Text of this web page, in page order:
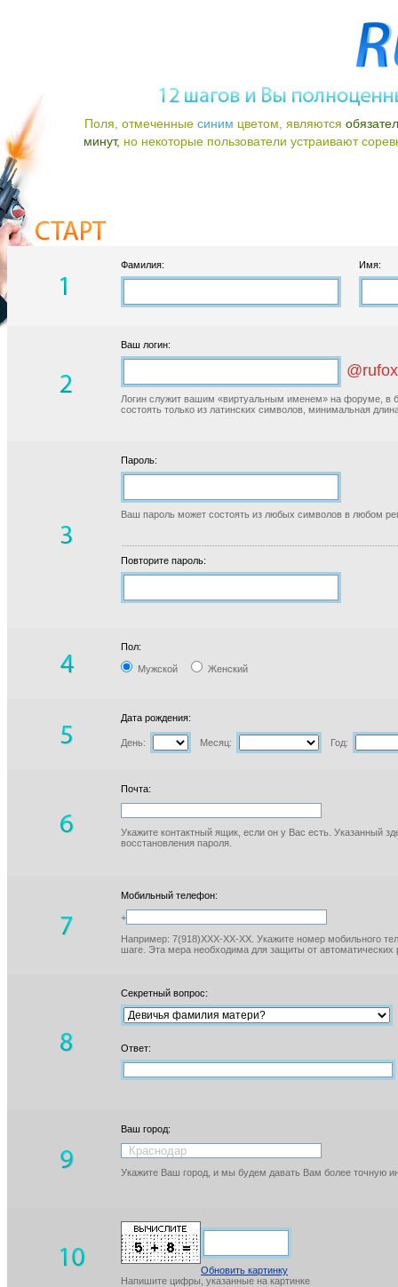
Поля, отмеченные синим цветом, являются
минут, но некоторые пользователи устраивают
Фамилия: Имя:
Ваш логин:
Логин служит вашим «виртуальным именем» на форуме, в
состоять только из латинских символов, минимальная
Пароль:
Ваш пароль может состоять из любых символов в любом
Повторите пароль:
Пол:
Мужской Женский
Дата рождения:
День: Месяц: Год:
Почта:
Укажите контактный ящик, если он у Вас есть. Указанный
восстановления пароля.
Мобильный телефон:
+
Например: 7(918)XXX-XX-XX. Укажите номер мобильного
шаге. Эта мера необходима для защиты от автоматических
Секретный вопрос:
Ответ:
Ваш город:
Укажите Ваш город, и мы будем давать Вам более точную
Обновить картинку
Напишите цифры, указанные на картинке